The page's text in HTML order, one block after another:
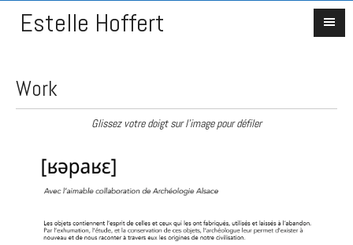
Estelle Hoffert
Work
Glissez votre doigt sur l'image pour défiler